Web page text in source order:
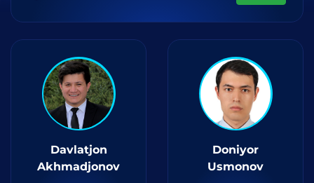
Davlatjon
Akhmadjonov
Doniyor
Usmonov